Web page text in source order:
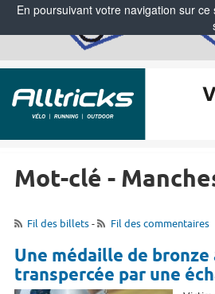
Mot-clé -
Fil des billets- Fil des commentaires
Une médaille de bronze
transpercée par une
En poursuivant votre navigation sur